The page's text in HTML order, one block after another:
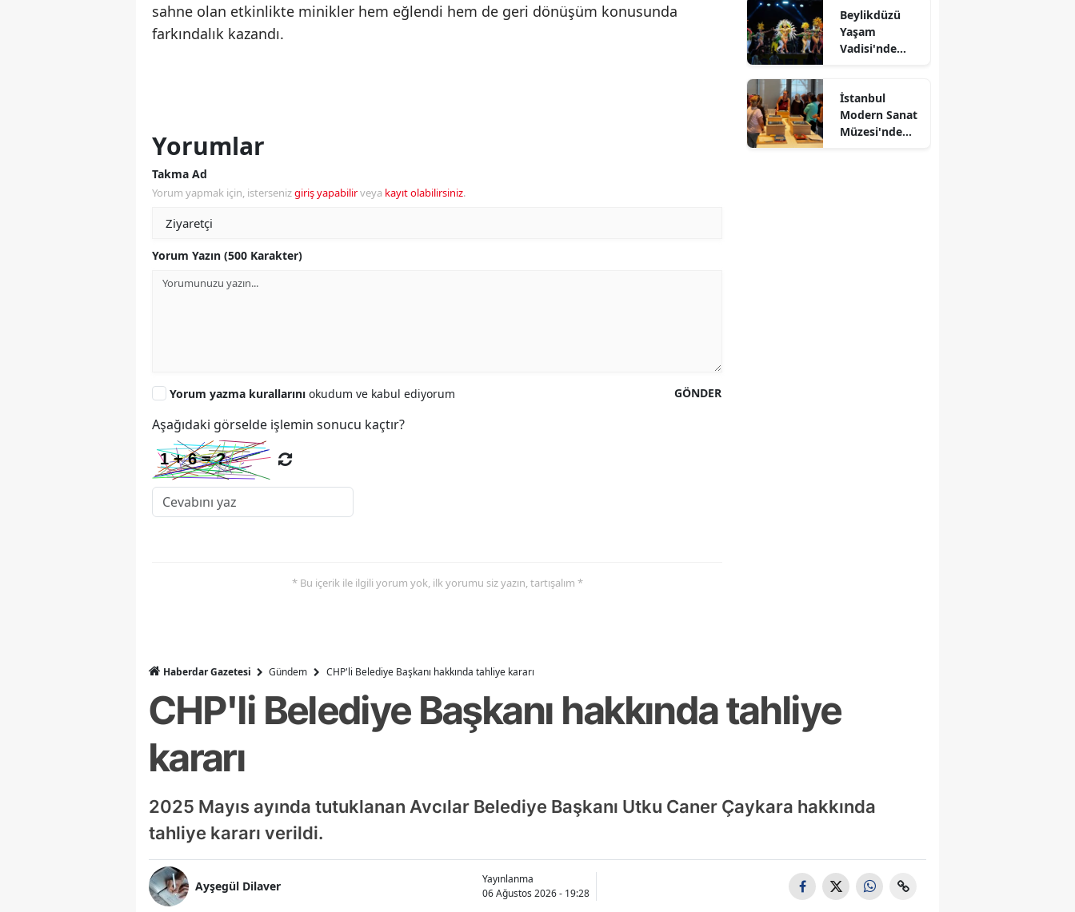
sahne olan etkinlikte minikler hem eğlendi hem de geri dönüşüm konusunda
farkındalık kazandı.
Yorumlar
Takma Ad
Yorum yapmak için, istersenizgiriş yapabilirveya kayıt olabilirsiniz.
Yorum Yazın (500 Karakter)
GÖNDER
Yorum yazma kurallarını okudum ve kabul ediyorum
Aşağıdaki görselde işlemin sonucu kaçtır?
* Bu içerik ile ilgili yorum yok, ilk yorumu siz yazın, tartışalım *
Beylikdüzü
Yaşam
Vadisi'nde
İstanbul
Modern Sanat
Müzesi'nde
Haberdar Gazetesi Gündem CHP'li Belediye Başkanı hakkında tahliye kararı
CHP'li Belediye Başkanı hakkında tahliye
kararı
2025 Mayıs ayında tutuklanan Avcılar Belediye Başkanı Utku Caner Çaykara hakkında
tahliye kararı verildi.
Ayşegül Dilaver
Yayınlanma
06 Ağustos 2026 - 19:28